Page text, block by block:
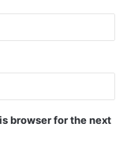
browser for the next